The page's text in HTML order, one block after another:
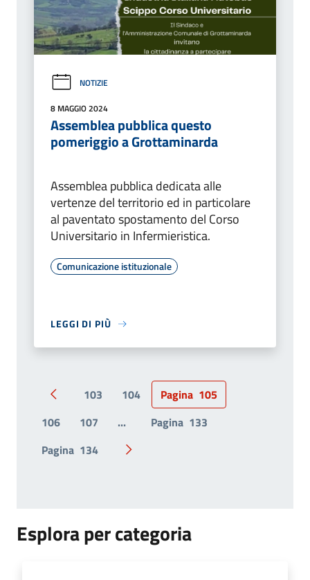
NOTIZIE
8 MAGGIO 2024
Assemblea pubblica questo
pomeriggio a Grottaminarda
Assemblea pubblica dedicata alle
vertenze del territorio ed in particolare
al paventato spostamento del Corso
Universitario in Infermieristica.
Comunicazione istituzionale
LEGGI DI PIÙ
Pagina precedente
103 104 Pagina 105
106
107 ... Pagina 133
Pagina 134 Pagina successiva
Esplora per categoria